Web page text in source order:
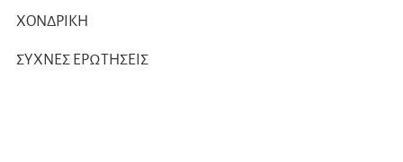
ΧΟΝΔΡΙΚΗ
ΣΥΧΝΕΣ ΕΡΩΤΗΣΕΙΣ